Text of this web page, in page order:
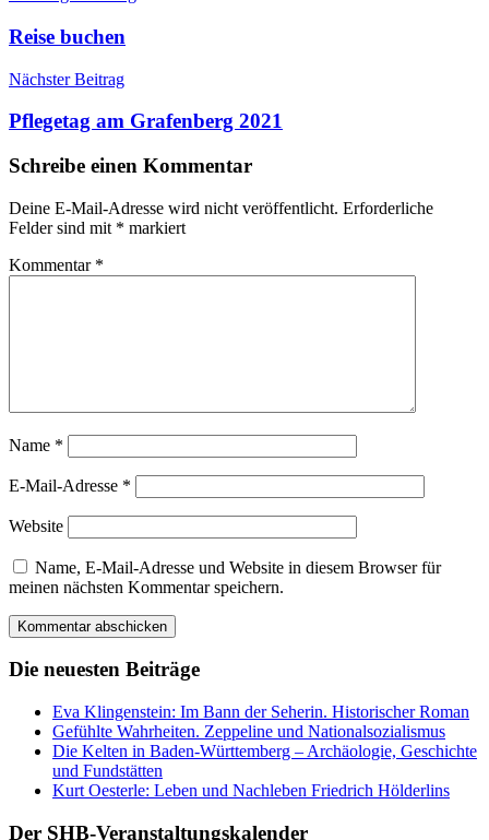
Reise buchen
Nächster Beitrag
Pflegetag am Grafenberg 2021
Schreibe einen Kommentar
Deine E-Mail-Adresse wird nicht veröffentlicht. Erforderliche
Felder sind mit * markiert
Kommentar *
Name *
E-Mail-Adresse *
Website
Name, E-Mail-Adresse und Website in diesem Browser für
meinen nächsten Kommentar speichern.
Die neuesten Beiträge
Eva Klingenstein: Im Bann der Seherin. Historischer Roman
Gefühlte Wahrheiten. Zeppeline und Nationalsozialismus
Die Kelten in Baden-Württemberg – Archäologie, Geschichte
und Fundstätten
Kurt Oesterle: Leben und Nachleben Friedrich Hölderlins
Der SHB-Veranstaltungskalender